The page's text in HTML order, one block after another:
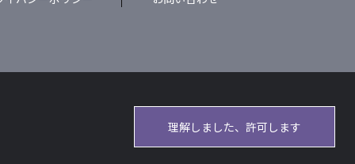
理解しました、許可します